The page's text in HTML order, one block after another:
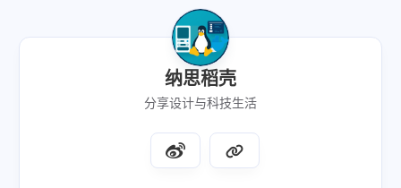
纳思稻壳
分享设计与科技生活